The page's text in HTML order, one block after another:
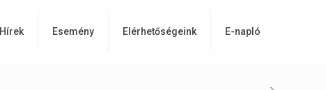
Hírek Esemény Elérhetőségeink E-napló